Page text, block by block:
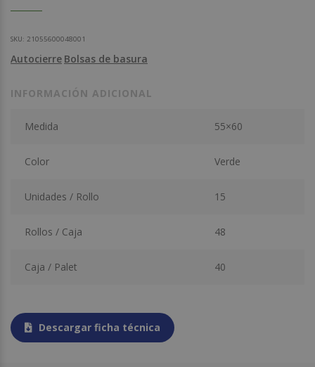
SKU: 21055600048001
Autocierre Bolsas de basura
INFORMACIÓN ADICIONAL
Medida 55×60
Color Verde
Unidades / Rollo 15
Rollos / Caja 48
Caja / Palet 40
Descargar ficha técnica